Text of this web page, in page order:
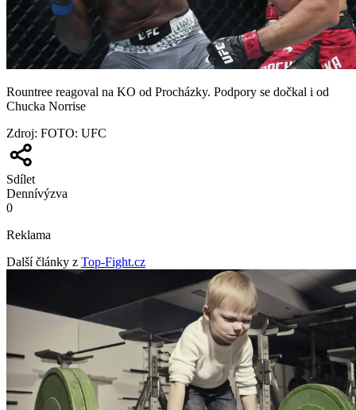
Rountree reagoval na KO od Procházky. Podpory se dočkal i od
Chucka Norrise
Zdroj: FOTO: UFC
Sdílet
Dennívýzva
0
Reklama
Další články z Top-Fight.cz